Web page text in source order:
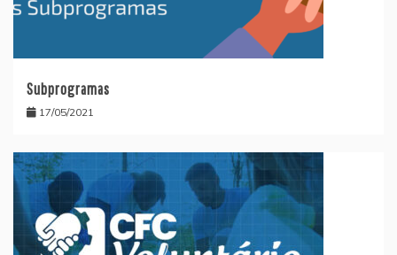
Subprogramas
17/05/2021